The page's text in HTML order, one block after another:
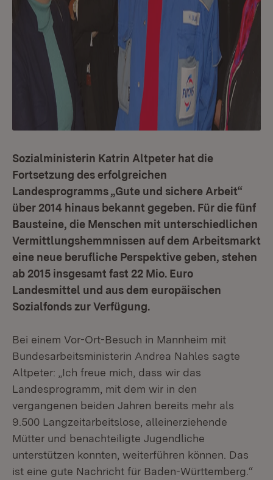
Sozialministerin Katrin Altpeter hat die
Fortsetzung des erfolgreichen
Landesprogramms „Gute und sichere Arbeit“
über 2014 hinaus bekannt gegeben. Für die fünf
Bausteine, die Menschen mit unterschiedlichen
Vermittlungshemmnissen auf dem Arbeitsmarkt
eine neue berufliche Perspektive geben, stehen
ab 2015 insgesamt fast 22 Mio. Euro
Landesmittel und aus dem europäischen
Sozialfonds zur Verfügung.
Bei einem Vor-Ort-Besuch in Mannheim mit
Bundesarbeitsministerin Andrea Nahles sagte
Altpeter: „Ich freue mich, dass wir das
Landesprogramm, mit dem wir in den
vergangenen beiden Jahren bereits mehr als
9.500 Langzeitarbeitslose, alleinerziehende
Mütter und benachteiligte Jugendliche
unterstützen konnten, weiterführen können. Das
ist eine gute Nachricht für Baden-Württemberg.“